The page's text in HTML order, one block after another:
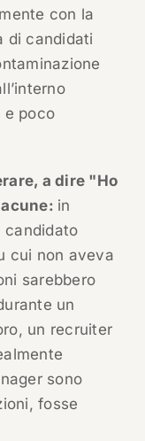
con la
di candidati
e poco
a dire "Ho
in
candidato
cui non aveva
sarebbero
un
un recruiter
sono
fosse